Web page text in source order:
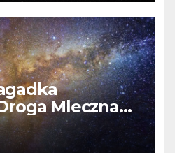
Mleczna
materii